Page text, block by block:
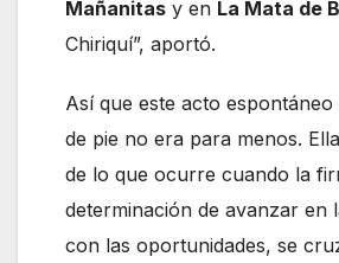
Mañanitas y en La Mata de
Chiriquí”, aportó.
Así que este acto
de pie no era para menos.
de lo que ocurre cuando la
determinación de avanzar en
con las oportunidades, se